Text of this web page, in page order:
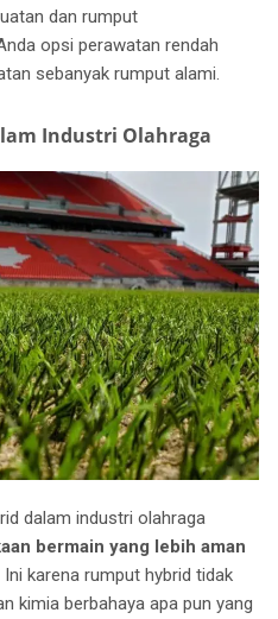
dan rumput
opsi perawatan rendah
sebanyak rumput alami.
Industri Olahraga
dalam industri olahraga
bermain yang lebih aman
Ini karena rumput hybrid tidak
kimia berbahaya apa pun yang